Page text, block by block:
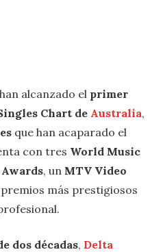
han alcanzado el primer
Chart de Australia,
que han acaparado el
con tres World Music
, un MTV Video
más prestigiosos
dos décadas, Delta